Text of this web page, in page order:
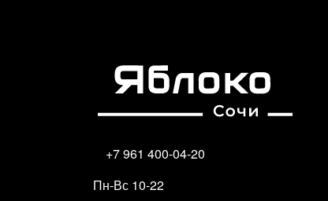
+7 961 400-04-20
Пн-Вс 10-22